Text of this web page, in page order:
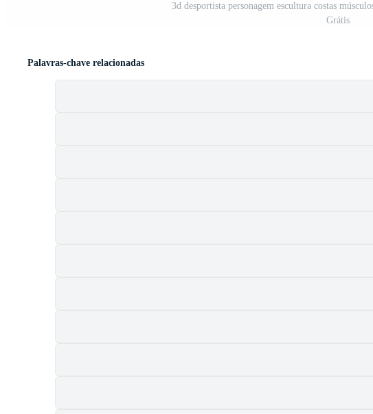
3d desportista personagem escultura costas
Grátis
Palavras-chave relacionadas